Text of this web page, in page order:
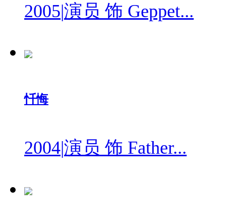
2005|演员 饰 Geppet...
忏悔
2004|演员 饰 Father...